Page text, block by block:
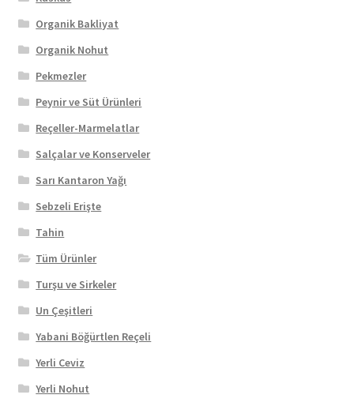
Organik Bakliyat
Organik Nohut
Pekmezler
Peynir ve Süt Ürünleri
Reçeller-Marmelatlar
Salçalar ve Konserveler
Sarı Kantaron Yağı
Sebzeli Erişte
Tahin
Tüm Ürünler
Turşu ve Sirkeler
Un Çeşitleri
Yabani Böğürtlen Reçeli
Yerli Ceviz
Yerli Nohut